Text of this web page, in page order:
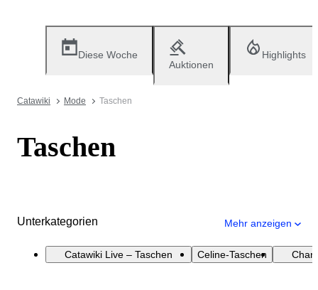
Diese Woche
Auktionen
Highlights
Catawiki Mode Taschen
Taschen
Unterkategorien Mehr anzeigen
Catawiki Live – Taschen Celine-Taschen